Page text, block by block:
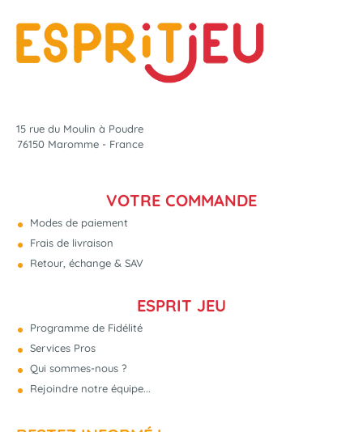
15 rue du Moulin à Poudre
76150 Maromme - France
VOTRE COMMANDE
Modes de paiement
Frais de livraison
Retour, échange & SAV
ESPRIT JEU
Programme de Fidélité
Services Pros
Qui sommes-nous ?
Rejoindre notre équipe...